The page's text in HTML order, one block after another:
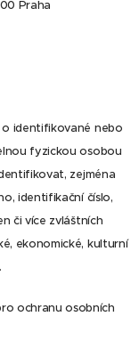
Praha
o identifikované nebo
fyzickou osobou
zejména
identifikační číslo,
či více zvláštních
ekonomické, kulturní
ochranu osobních